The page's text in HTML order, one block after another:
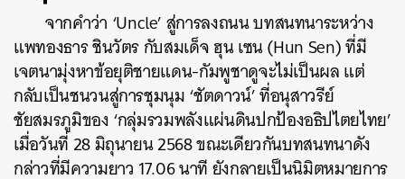
จากคำว่า ‘Uncle’ สู่การลงถนน บทสนทนาระหว่าง
แพทองธาร ชินวัตร กับสมเด็จ ฮุน เซน (Hun Sen) ที่มี
เจตนามุ่งหาข้อยุติชายแดน-กัมพูชาดูจะไม่เป็นผล แต่
กลับเป็นชนวนสู่การชุมนุม ‘ชัตดาวน์’ ที่อนุสาวรีย์
ชัยสมรภูมิของ ‘กลุ่มรวมพลังแผ่นดินปกป้องอธิปไตยไทย’
เมื่อวันที่ 28 มิถุนายน 2568 ขณะเดียวกันบทสนทนาดัง
กล่าวที่มีความยาว 17.06 นาที ยังกลายเป็นนิมิตหมายการ